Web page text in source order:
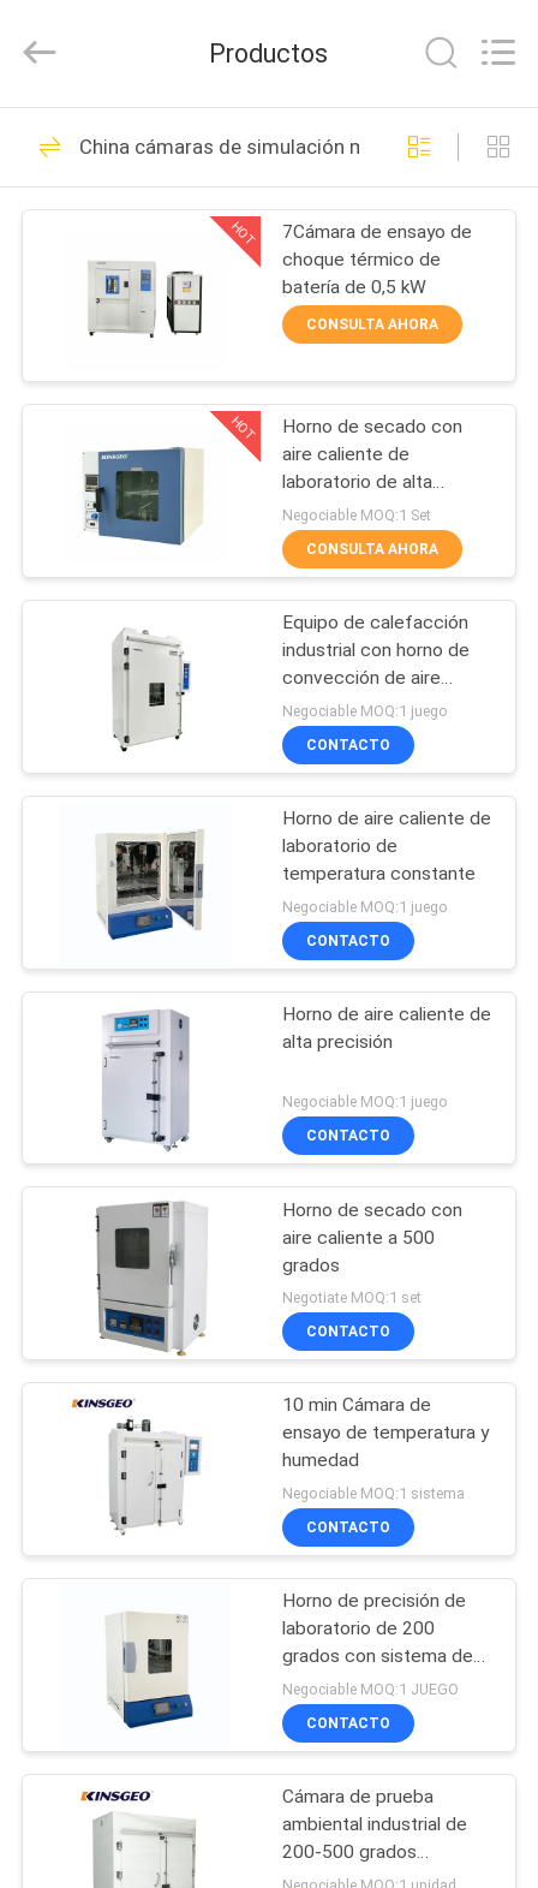
HOGAR
PRODUCTOS
SOBRE
NOSOTROS
VIAJE
FÁBRICA
CONTROL
CALIDAD
ÉNTRENOS
EN
CONTACTO
UNA
DEL
SITIO
PRIVACY
POLICY
INSTRUMENT
CO.,LTD.
Reserved.
Máquinas de prueba
universales
397
Equipo de prueba de
adherencia de
cáscara
153
Máquina de capa
del laboratorio
50
Cámara de prueba
de temperatura
humedad
Equipo de prueba
del paquete
20
cámaras de
simulación
medioambiental
Máquina de prueba
plástico
Productos
China cámaras de simulación medioambiental
HOT
7Cámara de ensayo de
choque térmico de
batería de 0,5 kW
CONSULTA AHORA
HOT
Horno de secado con
aire caliente de
laboratorio de alta
precisión
Negociable MOQ:1 Set
CONSULTA AHORA
Equipo de calefacción
industrial con horno de
convección de aire
caliente a prueba de
explosión
Negociable MOQ:1 juego
CONTACTO
Horno de aire caliente de
laboratorio de
temperatura constante
Negociable MOQ:1 juego
CONTACTO
Horno de aire caliente de
alta precisión
Negociable MOQ:1 juego
CONTACTO
Horno de secado con
aire caliente a 500
grados
Negotiate MOQ:1 set
CONTACTO
10 min Cámara de
ensayo de temperatura y
humedad
Negociable MOQ:1 sistema
CONTACTO
Horno de precisión de
laboratorio de 200
grados con sistema de
calefacción PID+S.S.R,
acero inoxidable SUS
304 y precisión ±0,3°C
Negociable MOQ:1 JUEGO
CONTACTO
Cámara de prueba
ambiental industrial de
200-500 grados
centígrados con control